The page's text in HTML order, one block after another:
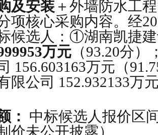
及安装 ＋外墙防水工
项核心采购内容。经
候选人：①湖南凯捷
万元 （93.20分
156.603163万元（
限公司 152.932133万
： 中标候选人报价区
价未公开披露）